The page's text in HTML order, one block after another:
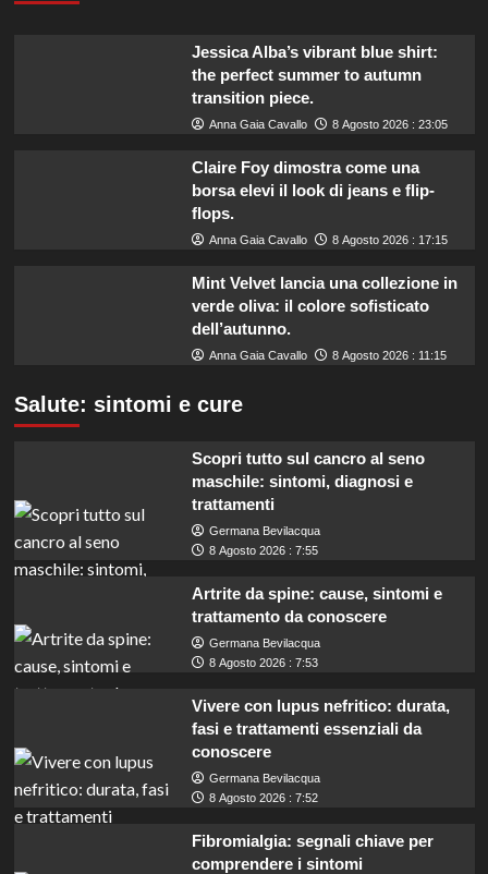
Jessica Alba’s vibrant blue shirt:
the perfect summer to autumn
transition piece.
Anna Gaia Cavallo 8 Agosto 2026 : 23:05
Claire Foy dimostra come una
borsa elevi il look di jeans e flip-
flops.
Anna Gaia Cavallo 8 Agosto 2026 : 17:15
Mint Velvet lancia una collezione in
verde oliva: il colore sofisticato
dell’autunno.
Anna Gaia Cavallo 8 Agosto 2026 : 11:15
Salute: sintomi e cure
Scopri tutto sul cancro al seno
maschile: sintomi, diagnosi e
trattamenti
Germana Bevilacqua
8 Agosto 2026 : 7:55
Artrite da spine: cause, sintomi e
trattamento da conoscere
Germana Bevilacqua
8 Agosto 2026 : 7:53
Vivere con lupus nefritico: durata,
fasi e trattamenti essenziali da
conoscere
Germana Bevilacqua
8 Agosto 2026 : 7:52
Fibromialgia: segnali chiave per
comprendere i sintomi